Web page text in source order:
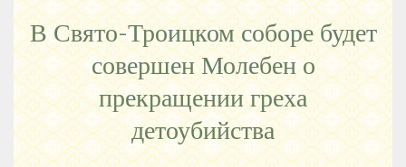
В Свято-Троицком соборе будет
совершен Молебен о
прекращении греха
детоубийства